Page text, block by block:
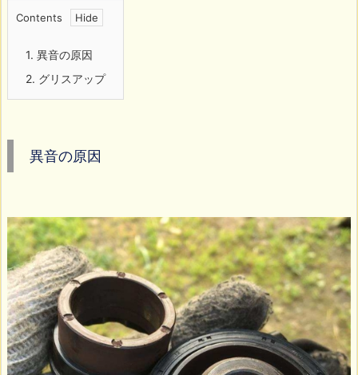
Contents
1. 異音の原因
2. グリスアップ
異音の原因